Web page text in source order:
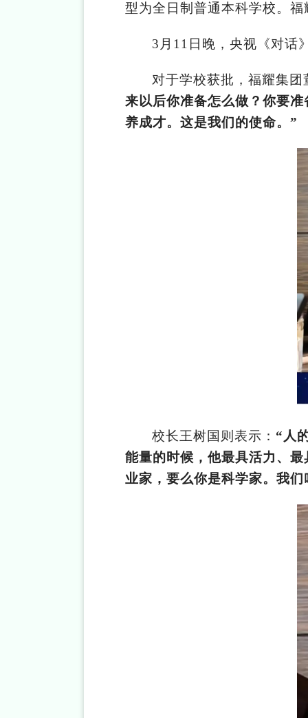
型为全日制普通本科学校。
3 月11日晚，央视《对话
对于学校获批，福耀集
来以后你准备怎么做？你要
养成才。这是我们的使命。”
校长王树国则表示： “人
能量的时候，他最具活力、
业家，要么你是科学家。我